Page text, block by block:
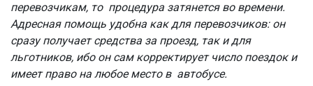
перевозчикам, то процедура затянется во времени.
Адресная помощь удобна как для перевозчиков: он
сразу получает средства за проезд, так и для
льготников, ибо он сам корректирует число поездок и
имеет право на любое место в автобусе.